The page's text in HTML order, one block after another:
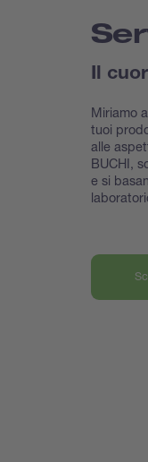
Il
Miriamo
tuoi
alle
BUCHI,
e si